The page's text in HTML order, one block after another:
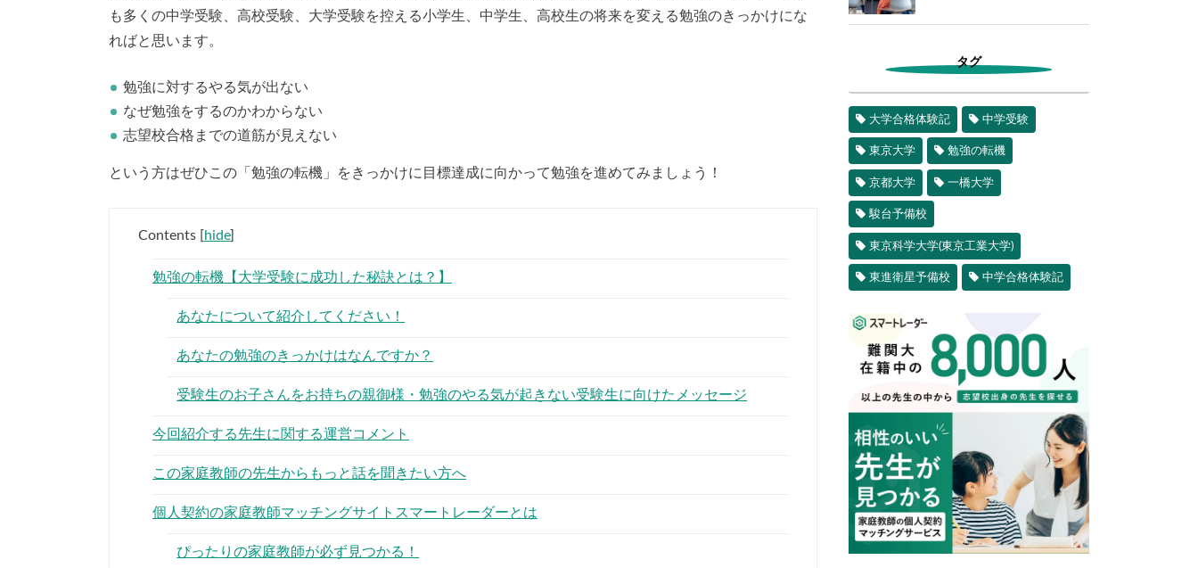
も多くの中学受験、高校受験、大学受験を控える小学生、中学生、高校生の将来を変える勉強のきっかけにな
ればと思います。
勉強に対するやる気が出ない
なぜ勉強をするのかわからない
志望校合格までの道筋が見えない
という方はぜひこの「勉強の転機」をきっかけに目標達成に向かって勉強を進めてみましょう！
Contents [hide]
勉強の転機【大学受験に成功した秘訣とは？】
あなたについて紹介してください！
あなたの勉強のきっかけはなんですか？
受験生のお子さんをお持ちの親御様・勉強のやる気が起きない受験生に向けたメッセージ
今回紹介する先生に関する運営コメント
この家庭教師の先生からもっと話を聞きたい方へ
個人契約の家庭教師マッチングサイトスマートレーダーとは
ぴったりの家庭教師が必ず見つかる！
タグ
大学合格体験記 中学受験
東京大学 勉強の転機
京都大学 一橋大学
駿台予備校
東京科学大学(東京工業大学)
東進衛星予備校 中学合格体験記